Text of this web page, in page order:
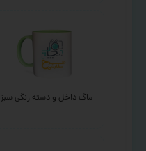
ماگ داخل و دسته رنگی سبز